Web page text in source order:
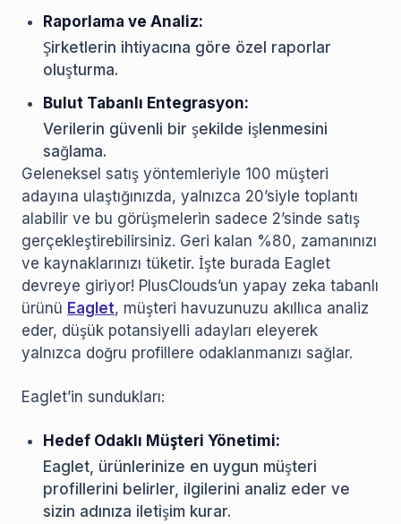
Raporlama ve Analiz:
Şirketlerin ihtiyacına göre özel raporlar
oluşturma.
Bulut Tabanlı Entegrasyon:
Verilerin güvenli bir şekilde işlenmesini
sağlama.
Geleneksel satış yöntemleriyle 100 müşteri
adayına ulaştığınızda, yalnızca 20’siyle toplantı
alabilir ve bu görüşmelerin sadece 2’sinde satış
gerçekleştirebilirsiniz. Geri kalan %80, zamanınızı
ve kaynaklarınızı tüketir. İşte burada Eaglet
devreye giriyor! PlusClouds’un yapay zeka tabanlı
ürünü Eaglet, müşteri havuzunuzu akıllıca analiz
eder, düşük potansiyelli adayları eleyerek
yalnızca doğru profillere odaklanmanızı sağlar.
Eaglet’in sundukları:
Hedef Odaklı Müşteri Yönetimi:
Eaglet, ürünlerinize en uygun müşteri
profillerini belirler, ilgilerini analiz eder ve
sizin adınıza iletişim kurar.